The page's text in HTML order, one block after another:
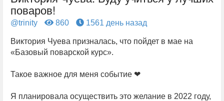
поваров!
@trinity 860 1561 день назад
Виктория Чуева призналась, что пойдет в мае на
«Базовый поварской курс».
Такое важное для меня событие ❤
Я планировала осуществить это желание в 2022 году,